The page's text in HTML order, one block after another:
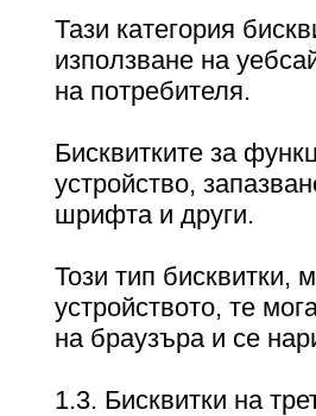
Тази категория
използване на
на потребителя.
Бисквитките за
устройство,
шрифта и други.
Този тип бисквитки,
устройството, те
на браузъра и се
1.3. Бисквитки на